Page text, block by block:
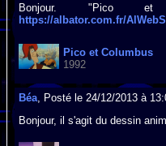
Bonjour. "Pico et
https://albator.com.fr/
Pico et Columbus
1992
Béa, Posté le 24/12/2013 à
Bonjour, il s'agit du dessin